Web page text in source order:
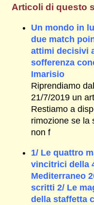
Articoli di questo
Un mondo in
due match
attimi decisivi
sofferenza
Imarisio
Riprendiamo
21/7/2019 un
Restiamo a
rimozione se la
non f
1/ Le quattro
vincitrici della
Mediterraneo
scritti 2/ Le
della staffetta